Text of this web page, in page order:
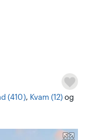
(410), Kvam (12) og